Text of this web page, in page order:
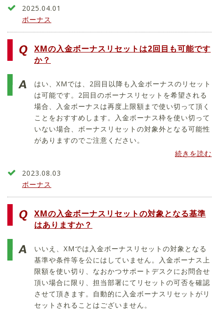
2025.04.01
ボーナス
XMの入金ボーナスリセットは2回目も可能です
か？
はい、XMでは、2回目以降も入金ボーナスのリセット
は可能です。2回目のボーナスリセットを希望される
場合、入金ボーナスは再度上限額まで使い切って頂く
ことをおすすめします。入金ボーナス枠を使い切って
いない場合、ボーナスリセットの対象外となる可能性
がありますのでご注意ください。
続きを読む
2023.08.03
ボーナス
XMの入金ボーナスリセットの対象となる基準
はありますか？
いいえ、XMでは入金ボーナスリセットの対象となる
基準や条件等を公にはしていません。入金ボーナス上
限額を使い切り、なおかつサポートデスクにお問合せ
頂い場合に限り、担当部署にてリセットの可否を確認
させて頂きます。自動的に入金ボーナスリセットがリ
セットされることはございません。